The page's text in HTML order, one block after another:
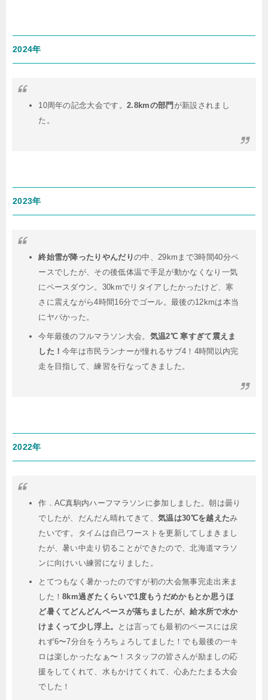
2024年
10周年の記念大会です。2.8kmの部門 が新設されまし
た。
2023年
終始雪が降ったりやんだりの中、29kmまで3時間40分ペ
ースでしたが、その後低体温で手足が動かなくなり一気
にペースダウン。30kmでリタイアしたかったけど、寒
さに震えながら4時間16分でゴール。最後の12kmは本当
にヤバかった。
今年最後のフルマラソン大会。 気温2℃ 寒すぎて震えま
した！今年は市民ランナーが憧れるサブ4！4時間以内完
走を目指して、練習を行なってきました。
2022年
作．AC真駒内ハーフマラソンに参加しました。朝は曇り
でしたが、だんだん晴れてきて、 気温は30℃を越えたみ
たいです。タイムは自己ワーストを更新してしまきまし
たが、暑い中走り切ることができたので、北海道マラソ
ンに向けいい練習になりました。
とてつもなく暑かったのですが初の大会無事完走出来ま
した！8km過ぎたくらいで1度もうだめかもとか思うほ
ど暑くてどんどんペースが落ちましたが、給水所で水か
けまくって少し浮上。
とは言っても最初のペースには戻
れず6〜7分台をうろちょろしてました！でも最後の一キ
ロは楽しかったなぁ〜！スタッフの皆さんが励ましの応
援をしてくれて、水もかけてくれて、心あたたまる大会
でした！